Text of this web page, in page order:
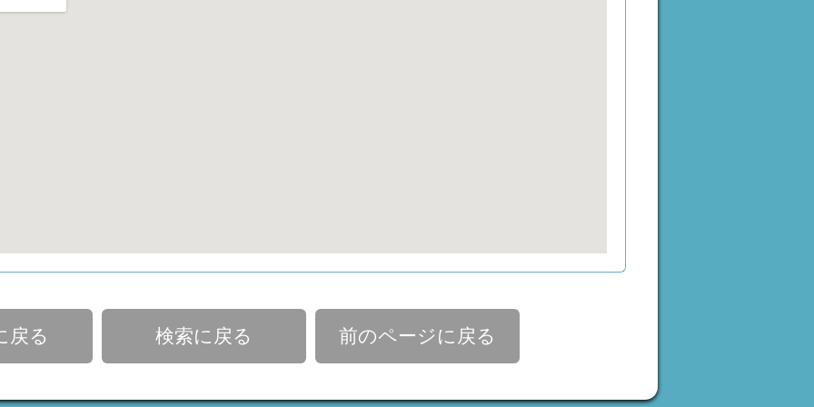
戻る 検索に戻る 前のページに戻る